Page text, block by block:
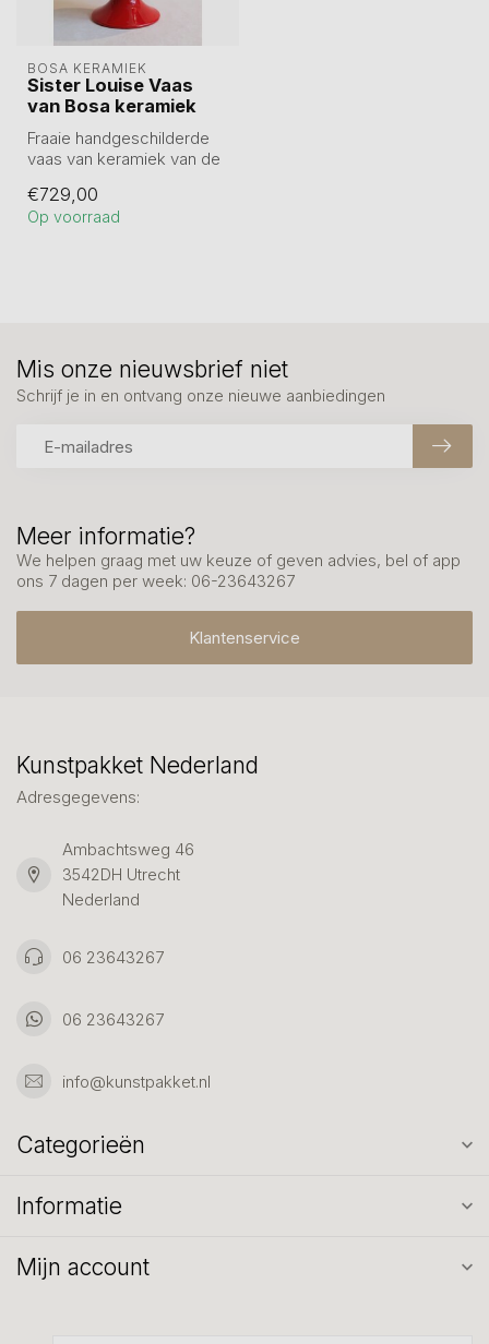
BOSA KERAMIEK
Sister Louise Vaas
van Bosa keramiek
Fraaie handgeschilderde
vaas van keramiek van de
Pepa Revert...
€729,00
Op voorraad
Meer informatie?
We helpen graag met uw keuze of geven advies, bel of app
ons 7 dagen per week: 06-23643267
Klantenservice
Mis onze nieuwsbrief niet
Schrijf je in en ontvang onze nieuwe aanbiedingen
Kunstpakket Nederland
Adresgegevens:
Ambachtsweg 46
3542DH Utrecht
Nederland
06 23643267
06 23643267
info@kunstpakket.nl
Categorieën
Informatie
Mijn account